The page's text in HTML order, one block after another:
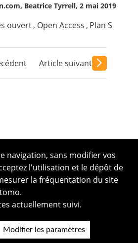
Beatrice Tyrrell, 2 mai 2019
ouvert, Open Access , Plan S
Article suivant
navigation, sans modifier vos
l'utilisation et le dépôt de
la fréquentation du site
actuellement suivi.
Modifier les paramètres